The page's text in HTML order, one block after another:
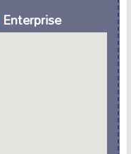
Enterprise